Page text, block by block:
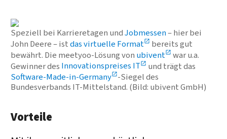
Speziell bei Karrieretagen undJobmessen– hier bei
John Deere – istdas virtuelle Format
bereits gut
bewährt. Die meetyoo-Lösung von ubivent
war u.a.
Gewinner des Innovationspreises IT
und trägt das
Software-Made-in-Germany -Siegel des
Bundesverbands IT-Mittelstand. (Bild: ubivent GmbH)
Vorteile